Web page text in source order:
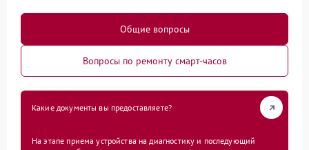
Общие вопросы
Вопросы по ремонту смарт-часов
Какие документы вы предоставляете?
На этапе приема устройства на диагностику и последующий